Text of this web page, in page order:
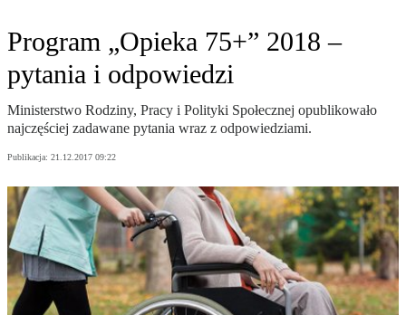
Program „Opieka 75+” 2018 –
pytania i odpowiedzi
Ministerstwo Rodziny, Pracy i Polityki Społecznej opublikowało
najczęściej zadawane pytania wraz z odpowiedziami.
Publikacja: 21.12.2017 09:22